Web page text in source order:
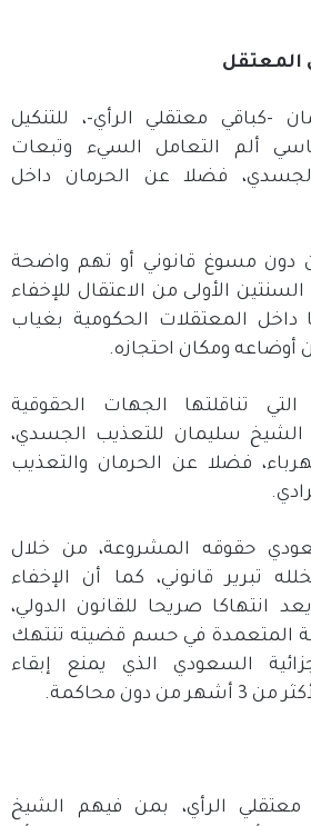
المعتقل
-كباقي معتقلي الرأي-، للتنكيل
ألم التعامل السيء وتبعات
فضلا عن الحرمان داخل
2016م، من دون مسوغ قانوني أو تهم واضحة
الأولى من الاعتقال للإخفاء
داخل المعتقلات الحكومية بغياب
أوضاعه ومكان احتجازه.
تناقلتها الجهات الحقوقية
الشيخ سليمان للتعذيب الجسدي،
فضلا عن الحرمان والتعذيب
حقوقه المشروعة، من خلال
تبرير قانوني، كما أن الإخفاء
انتهاكا صريحا للقانون الدولي،
المتعمدة في حسم قضيته تنتهك
السعودي الذي يمنع إبقاء
محاكمة.
معتقلي الرأي، بمن فيهم الشيخ